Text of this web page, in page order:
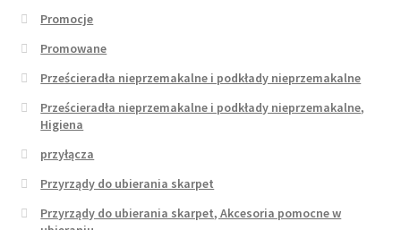
Promocje
Promowane
Prześcieradła nieprzemakalne i podkłady nieprzemakalne
Prześcieradła nieprzemakalne i podkłady nieprzemakalne,
Higiena
przyłącza
Przyrządy do ubierania skarpet
Przyrządy do ubierania skarpet, Akcesoria pomocne w